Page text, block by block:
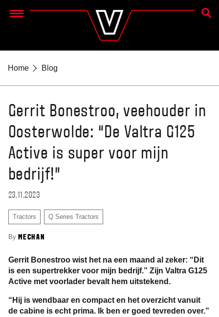
Menu
ZOEK
Home Blog
Gerrit Bonestroo, veehouder in
Oosterwolde: “De Valtra G125
Active is super voor mijn
bedrijf!”
23.11.2023
Tractors Q Series Tractors
By MECHAN
Gerrit Bonestroo wist het na een maand al zeker: “Dit
is een supertrekker voor mijn bedrijf.” Zijn Valtra G125
Active met voorlader bevalt hem uitstekend.
“Hij is wendbaar en compact en het overzicht vanuit
de cabine is echt prima. Ik ben er goed tevreden over.”